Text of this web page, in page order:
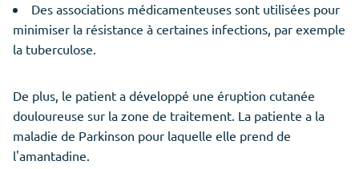
Des associations médicamenteuses sont utilisées pour
minimiser la résistance à certaines infections, par exemple
la tuberculose.
De plus, le patient a développé une éruption cutanée
douloureuse sur la zone de traitement. La patiente a la
maladie de Parkinson pour laquelle elle prend de
l'amantadine.